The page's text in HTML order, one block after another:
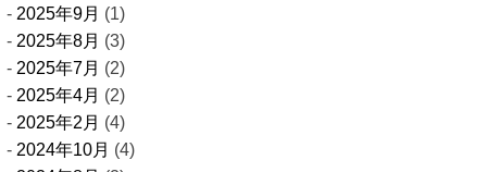
2025年9月 (1)
2025年8月 (3)
2025年7月 (2)
2025年4月 (2)
2025年2月 (4)
2024年10月 (4)